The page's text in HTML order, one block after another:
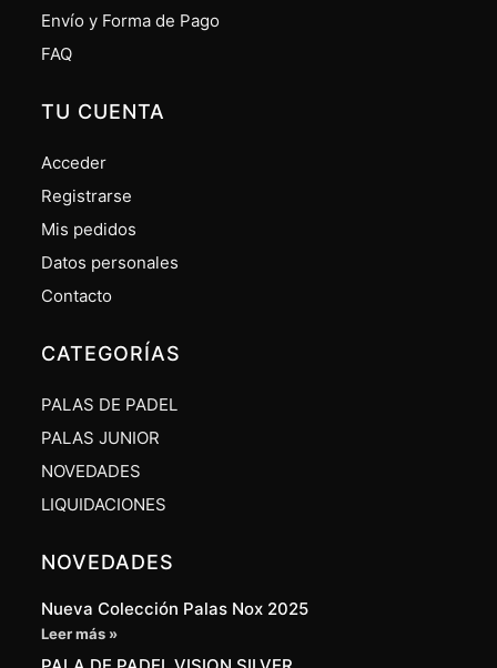
Envío y Forma de Pago
FAQ
TU CUENTA
Acceder
Registrarse
Mis pedidos
Datos personales
Contacto
CATEGORÍAS
PALAS DE PADEL
PALAS JUNIOR
NOVEDADES
LIQUIDACIONES
NOVEDADES
Nueva Colección Palas Nox 2025
Leer más »